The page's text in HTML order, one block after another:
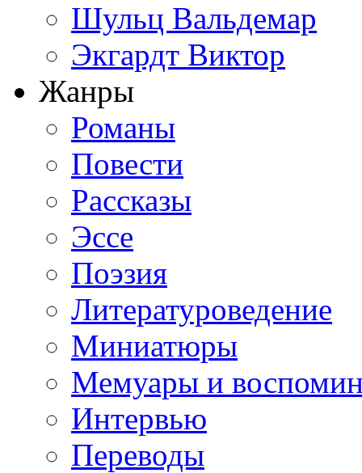
Шульц Вальдемар
Экгардт Виктор
Жанры
Романы
Повести
Рассказы
Эссе
Поэзия
Литературоведение
Миниатюры
Мемуары и
Интервью
Переводы